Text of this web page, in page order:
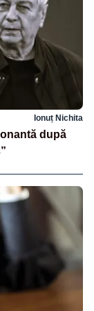
Ionuț Nichita
după